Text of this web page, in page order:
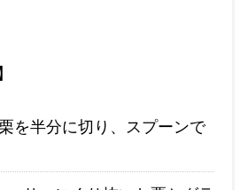
を半分に切り、スプーンで